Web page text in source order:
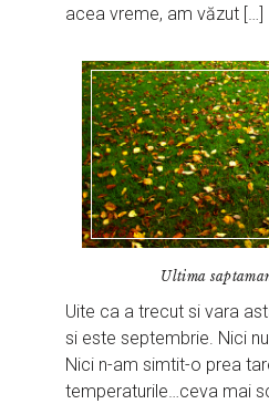
acea vreme, am văzut […]
Ultima
Uite ca a trecut si vara
si este septembrie. Nici
Nici n-am simtit-o prea
temperaturile…ceva mai